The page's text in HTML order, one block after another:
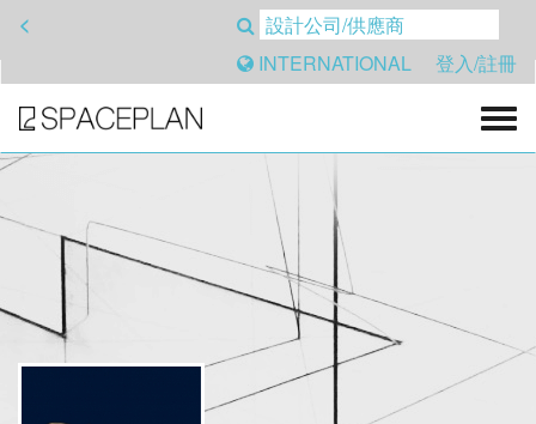
<
INTERNATIONAL
登入/註冊